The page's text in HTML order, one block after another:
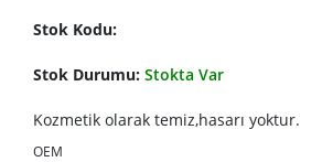
Stok Kodu:
Stok Durumu: Stokta Var
Kozmetik olarak temiz,hasarı yoktur.
OEM